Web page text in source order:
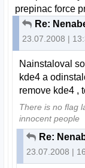
prepinac force
Re:
23.07.2008 |
Nainstaloval
kde4 a
remove kde4 ,
There is no flag
innocent people
Re:
23.07.2008 |